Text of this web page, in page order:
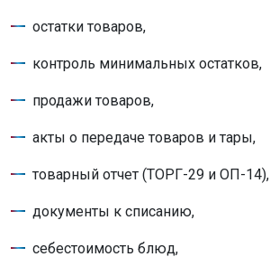
остатки товаров,
контроль минимальных остатков,
продажи товаров,
акты о передаче товаров и тары,
товарный отчет (ТОРГ-29 и ОП-14),
документы к списанию,
себестоимость блюд,